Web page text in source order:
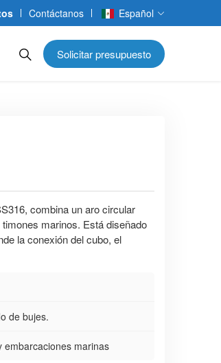
Contáctanos Español
Solicitar presupuesto
combina un aro circular
marinos. Está diseñado
la conexión del cubo, el
de bujes.
marinas